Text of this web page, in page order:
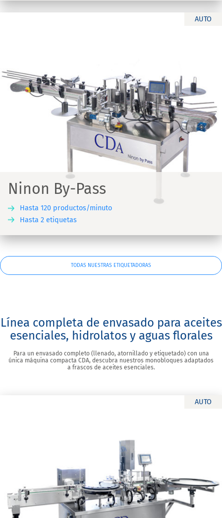
AUTO
Ninon By-Pass
Hasta 120 productos/minuto
Hasta 2 etiquetas
TODAS NUESTRAS ETIQUETADORAS
Línea completa de envasado para aceites
esenciales, hidrolatos y aguas florales
Para un envasado completo (llenado, atornillado y etiquetado) con una
única máquina compacta CDA, descubra nuestros monobloques adaptados
a frascos de aceites esenciales.
AUTO